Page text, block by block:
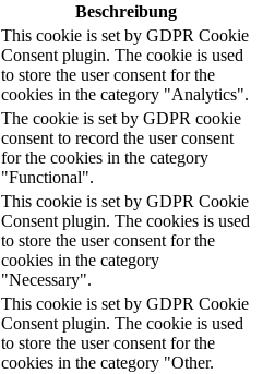
Beschreibung
This cookie is set by GDPR Cookie
Consent plugin. The cookie is used
to store the user consent for the
cookies in the category "Analytics".
The cookie is set by GDPR cookie
consent to record the user consent
for the cookies in the category
"Functional".
This cookie is set by GDPR Cookie
Consent plugin. The cookies is used
to store the user consent for the
cookies in the category
"Necessary".
This cookie is set by GDPR Cookie
Consent plugin. The cookie is used
to store the user consent for the
cookies in the category "Other.